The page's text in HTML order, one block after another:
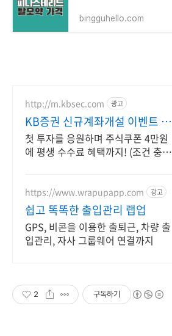
bingguhello.com
http://m.kbsec.com 광고
KB증권 신규계좌개설 이벤트 국
내주식쿠폰 최대 5만원
첫 투자를 응원하며 주식쿠폰 4만원
에 평생 수수료 혜택까지! (조건 충족
https://www.wrapupapp.com 광고
쉽고 똑똑한 출입관리 랩업
GPS, 비콘을 이용한 출퇴근, 차량 출
입관리, 자사 그룹웨어 연결까지
2 구독하기